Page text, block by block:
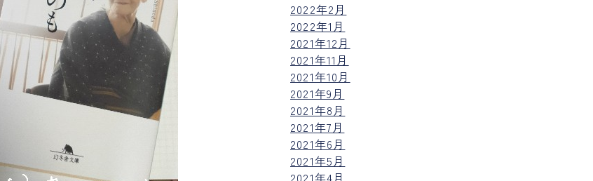
2022年2月
2022年1月
2021年12月
2021年11月
2021年10月
2021年9月
2021年8月
2021年7月
2021年6月
2021年5月
2021年4月